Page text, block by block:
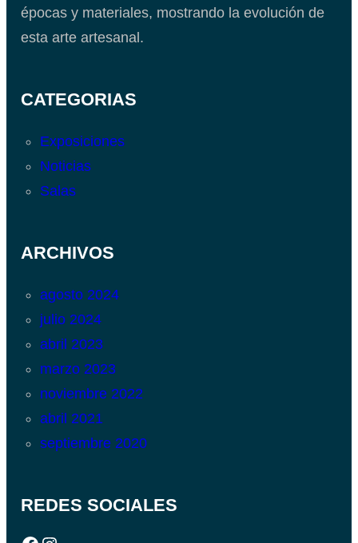
épocas y materiales, mostrando la evolución de
esta arte artesanal.
CATEGORIAS
Exposiciones
Noticias
Salas
ARCHIVOS
agosto 2024
julio 2024
abril 2023
marzo 2023
noviembre 2022
abril 2021
septiembre 2020
REDES SOCIALES